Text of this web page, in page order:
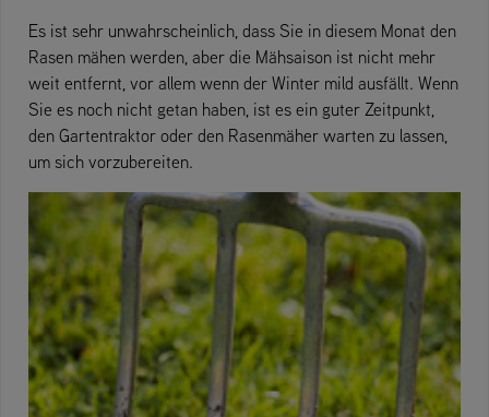
Es ist sehr unwahrscheinlich, dass Sie in diesem Monat den
Rasen mähen werden, aber die Mähsaison ist nicht mehr
weit entfernt, vor allem wenn der Winter mild ausfällt. Wenn
Sie es noch nicht getan haben, ist es ein guter Zeitpunkt,
den Gartentraktor oder den Rasenmäher warten zu lassen,
um sich vorzubereiten.